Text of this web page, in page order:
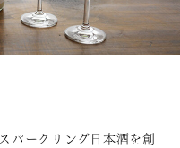
パークリング日本酒を創